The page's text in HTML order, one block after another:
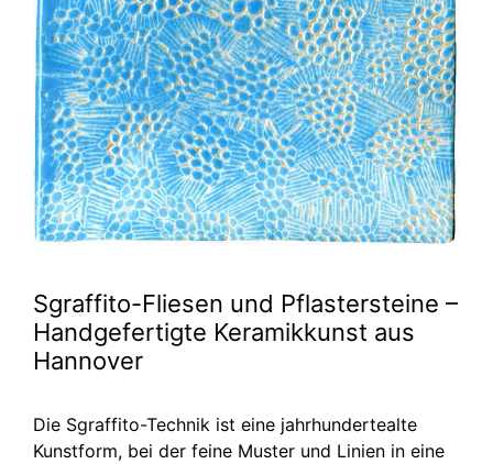
Sgraffito-Fliesen und Pflastersteine –
Handgefertigte Keramikkunst aus
Hannover
Die Sgraffito-Technik ist eine jahrhundertealte
Kunstform, bei der feine Muster und Linien in eine